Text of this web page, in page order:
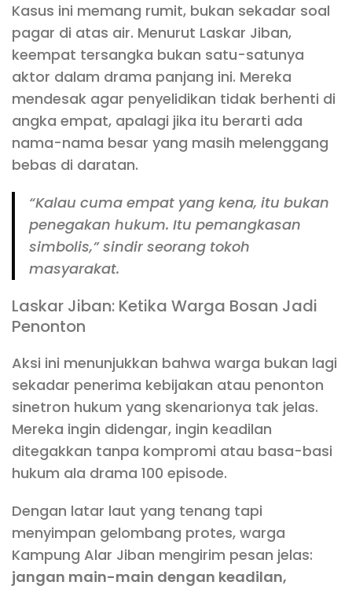
Kasus ini memang rumit, bukan sekadar soal
pagar di atas air. Menurut Laskar Jiban,
keempat tersangka bukan satu-satunya
aktor dalam drama panjang ini. Mereka
mendesak agar penyelidikan tidak berhenti di
angka empat, apalagi jika itu berarti ada
nama-nama besar yang masih melenggang
bebas di daratan.
“Kalau cuma empat yang kena, itu bukan
penegakan hukum. Itu pemangkasan
simbolis,” sindir seorang tokoh
masyarakat.
Laskar Jiban: Ketika Warga Bosan Jadi
Penonton
Aksi ini menunjukkan bahwa warga bukan lagi
sekadar penerima kebijakan atau penonton
sinetron hukum yang skenarionya tak jelas.
Mereka ingin didengar, ingin keadilan
ditegakkan tanpa kompromi atau basa-basi
hukum ala drama 100 episode.
Dengan latar laut yang tenang tapi
menyimpan gelombang protes, warga
Kampung Alar Jiban mengirim pesan jelas:
jangan main-main dengan keadilan,